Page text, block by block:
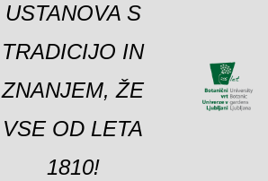
USTANOVA S
TRADICIJO IN
ZNANJEM, ŽE
VSE OD LETA
1810!